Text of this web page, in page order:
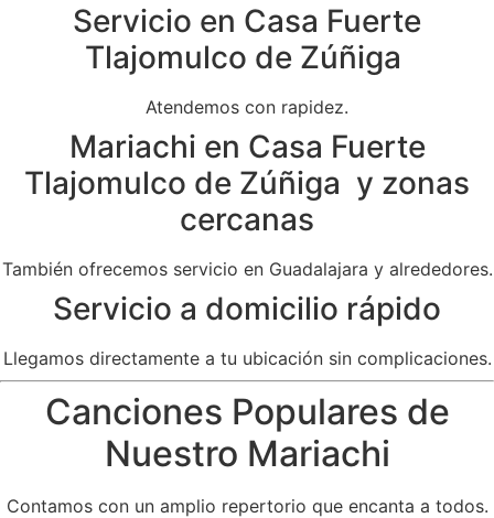
Servicio en Casa Fuerte
Tlajomulco de Zúñiga
Atendemos con rapidez.
Mariachi en Casa Fuerte
Tlajomulco de Zúñiga y zonas
cercanas
También ofrecemos servicio en Guadalajara y alrededores.
Servicio a domicilio rápido
Llegamos directamente a tu ubicación sin complicaciones.
Canciones Populares de
Nuestro Mariachi
Contamos con un amplio repertorio que encanta a todos.